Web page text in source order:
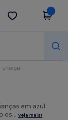
Obter app
Crianças
em azul
es…Veja mais!